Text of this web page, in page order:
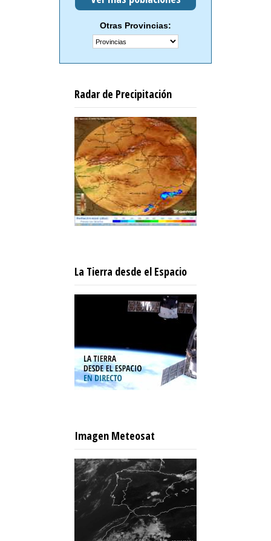
Otras Provincias:
Radar de Precipitación
La Tierra desde el Espacio
Imagen Meteosat